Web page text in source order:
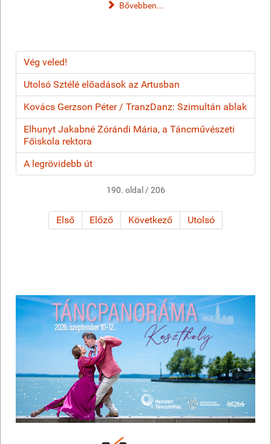
Bővebben...
Vég veled!
Utolsó Sztélé előadások az Artusban
Kovács Gerzson Péter / TranzDanz: Szimultán ablak
Elhunyt Jakabné Zórándi Mária, a Táncművészeti
Főiskola rektora
A legrövidebb út
190. oldal / 206
Első Előző Következő Utolsó